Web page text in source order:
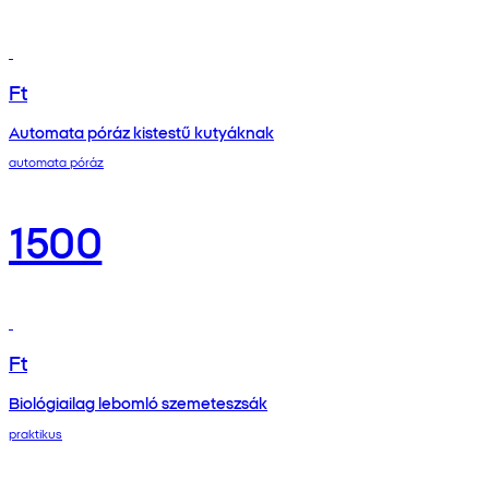
Ft
Automata póráz kistestű kutyáknak
automata póráz
1500
Ft
Biológiailag lebomló szemeteszsák
praktikus